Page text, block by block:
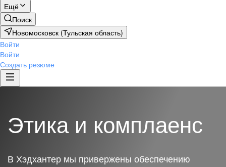
Ещё
Поиск
Новомосковск (Тульская область)
Войти
Войти
Создать резюме
Этика и комплаенс
В Хэдхантер мы привержены обеспечению